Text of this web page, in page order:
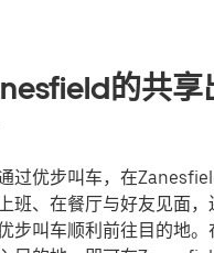
的共享
过优步叫车，在
班、在餐厅与好友见面
步叫车顺利前往目的地